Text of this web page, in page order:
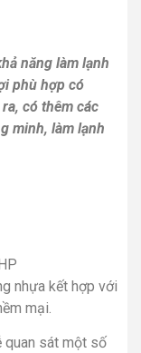
năng làm lạnh
phù hợp có
có thêm các
minh, làm lạnh
nhựa kết hợp với
mại.
quan sát một số